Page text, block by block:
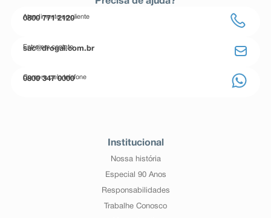
Atendimento ao cliente
0800 771 2120
Entre em contato
sac@drogal.com.br
Compre pelo telefone
0800 347 0000
Institucional
Nossa história
Especial 90 Anos
Responsabilidades
Trabalhe Conosco